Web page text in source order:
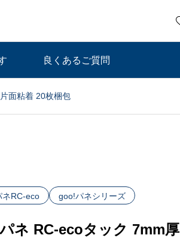
良くあるご質問
面粘着 20枚梱包
ネRC-eco goo!パネシリーズ
ネ RC-ecoタック 7mm厚